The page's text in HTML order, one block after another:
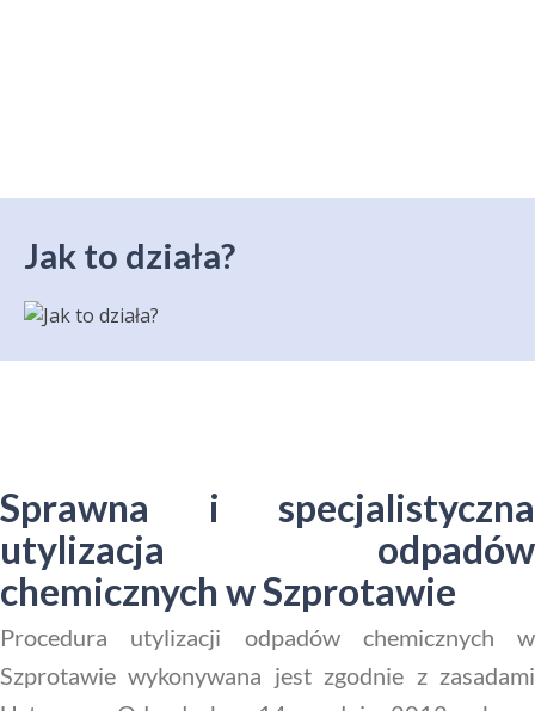
Jak to działa?
Sprawna i specjalistyczna
utylizacja odpadów
chemicznych w Szprotawie
Procedura utylizacji odpadów chemicznych w
Szprotawie wykonywana jest zgodnie z zasadami